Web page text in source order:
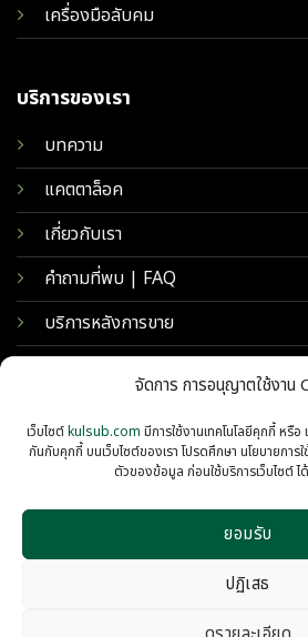
จัดการ การอนุญาตใช้งาน
เว็บไซต์kulsub.com มีการใช้งานเทคโนโลยีคุกกี้ หรื
กันกับคุกกี้ บนเว็บไซต์ของเรา โปรดศึกษา นโยบายการ
ตัวของข้อมูล ก่อนใช้บริการเว็บไซต์
ยอมรับ
ปฏิเสธ
เครื่องมือลับคม
บริการของเรา
บทความ
แคตตาล็อค
เกี่ยวกับเรา
คำถามที่พบ | FAQ
บริการหลังการขาย
© 2026 KULSUB
PRIVACY